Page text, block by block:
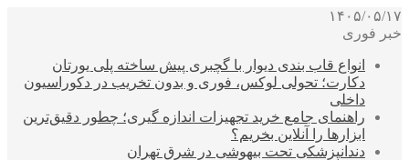
۱۴۰۵/۰۵/۱۷
خبر فوری
انواع قاب بندی دیوار با گچبری پیش ساخته پلی یورتان
دکارت؛ تحولی لوکس، فوری و بدون تخریب در دکوراسیون
داخلی
راهنمای جامع خرید تجهیزات اندازه گیری؛ چطور دقیق‌ترین
ابزارها را آنلاین بخریم؟
دندانپزشکی تحت بیهوشی در شرق تهران